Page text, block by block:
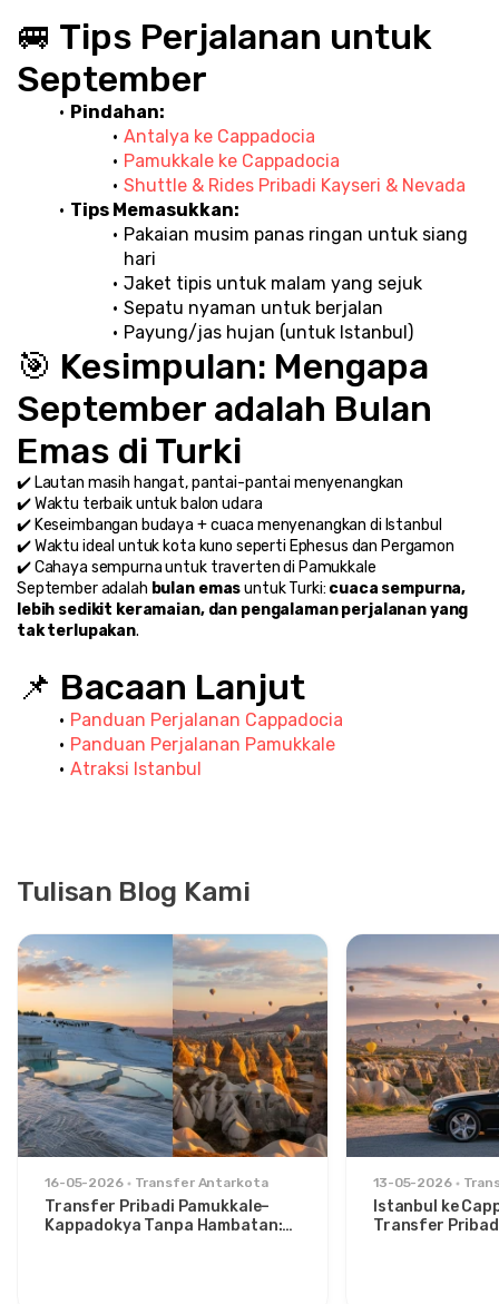
🚐 Tips Perjalanan untuk
September
Pindahan:
Antalya ke Cappadocia
Pamukkale ke Cappadocia
Shuttle & Rides Pribadi Kayseri & Nevada
Tips Memasukkan:
Pakaian musim panas ringan untuk siang
hari
Jaket tipis untuk malam yang sejuk
Sepatu nyaman untuk berjalan
Payung/jas hujan (untuk Istanbul)
🎯 Kesimpulan: Mengapa
September adalah Bulan
Emas di Turki
✔️ Lautan masih hangat, pantai-pantai menyenangkan
✔️ Waktu terbaik untuk balon udara
✔️ Keseimbangan budaya + cuaca menyenangkan di Istanbul
✔️ Waktu ideal untuk kota kuno seperti Ephesus dan Pergamon
✔️ Cahaya sempurna untuk traverten di Pamukkale
September adalah bulan emas untuk Turki: cuaca sempurna,
lebih sedikit keramaian, dan pengalaman perjalanan yang
tak terlupakan.
📌 Bacaan Lanjut
Panduan Perjalanan Cappadocia
Panduan Perjalanan Pamukkale
Atraksi Istanbul
Tulisan Blog Kami
16-05-2026 Transfer Antarkota
Transfer Pribadi Pamukkale–
Kappadokya Tanpa Hambatan:
13-05-2026
Istanbul ke
Transfer